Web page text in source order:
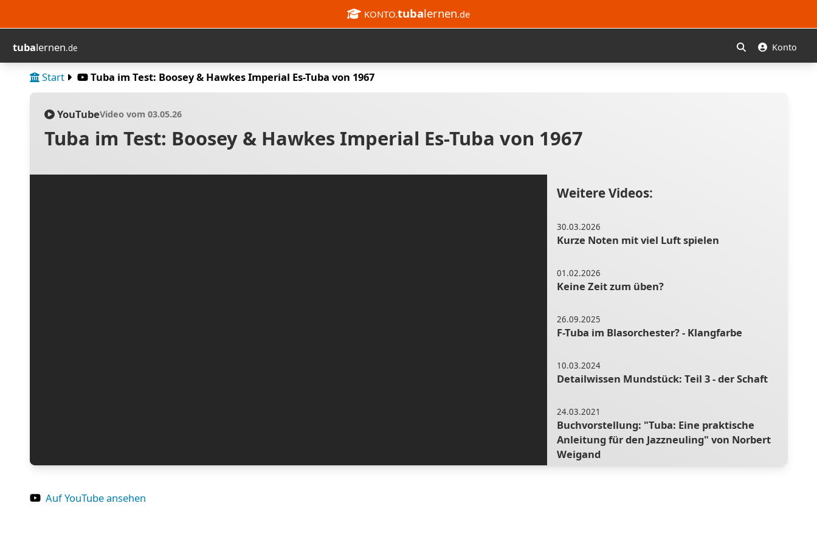
KONTO.tubalernen.de
tubalernen.de Konto
Start Tuba im Test: Boosey & Hawkes Imperial Es-Tuba von 1967
YouTubeVideo vom 03.05.26
Tuba im Test: Boosey & Hawkes Imperial Es-Tuba von 1967
Weitere Videos:
30.03.2026
Kurze Noten mit viel Luft spielen
01.02.2026
Keine Zeit zum üben?
26.09.2025
F-Tuba im Blasorchester? - Klangfarbe
10.03.2024
Detailwissen Mundstück: Teil 3 - der Schaft
24.03.2021
Buchvorstellung: "Tuba: Eine praktische
Anleitung für den Jazzneuling" von Norbert
Weigand
Auf YouTube ansehen